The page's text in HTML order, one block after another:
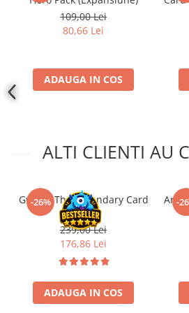
Disney Lorcana
UniVersus CCG
Neverrift TCG
Magic The Gathering TCG
One Piece Card Game
Colectii Oficiale Topps si Panini si
altele
Final Fantasy
Grand Archive TCG
Alte TCG-uri
Carti singles
109,00 Lei
80,66 Lei
ADAUGA IN COS
ALTI CLIENTI AU
-26%
Gwent: The Legendary Card
Game!
239,00 Lei
176,86 Lei
ADAUGA IN COS
-